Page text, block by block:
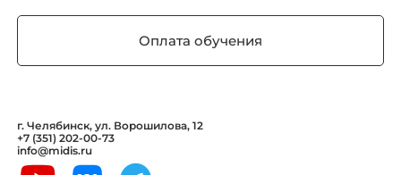
Оплата обучения
г. Челябинск, ул. Ворошилова, 12
+7 (351) 202-00-73
info@midis.ru